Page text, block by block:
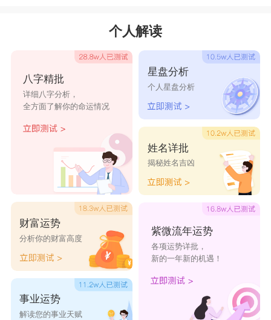
个人解读
八字精批
详细八字分析，
全方面了解你的命运情况
财富运势
分析你的财富高度
事业运势
解读您的事业天赋
星盘分析
个人星盘分析
姓名详批
揭秘姓名吉凶
紫微流年运势
各项运势详批，
新的一年新的机遇！